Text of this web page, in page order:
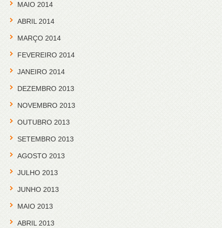
MAIO 2014
ABRIL 2014
MARÇO 2014
FEVEREIRO 2014
JANEIRO 2014
DEZEMBRO 2013
NOVEMBRO 2013
OUTUBRO 2013
SETEMBRO 2013
AGOSTO 2013
JULHO 2013
JUNHO 2013
MAIO 2013
ABRIL 2013